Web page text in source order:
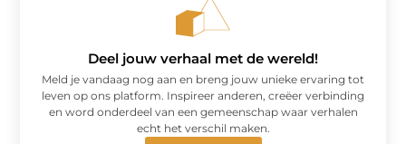
Deel jouw verhaal met de wereld!
Meld je vandaag nog aan en breng jouw unieke ervaring tot
leven op ons platform. Inspireer anderen, creëer verbinding
en word onderdeel van een gemeenschap waar verhalen
echt het verschil maken.